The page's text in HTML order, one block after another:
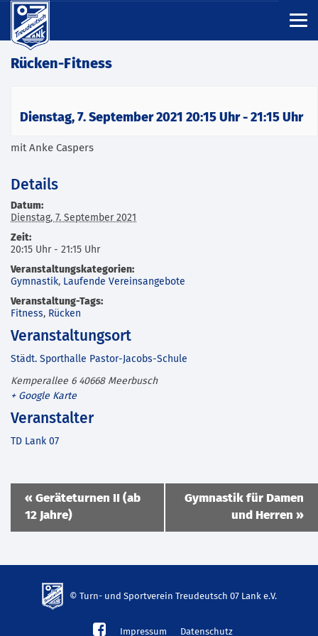
Rücken-Fitness
Dienstag, 7. September 2021 20:15 Uhr- 21:15 Uhr
mit Anke Caspers
Details
Datum:
Dienstag, 7. September 2021
Zeit:
20:15 Uhr - 21:15 Uhr
Veranstaltungskategorien:
Gymnastik, Laufende Vereinsangebote
Veranstaltung-Tags:
Fitness, Rücken
Veranstaltungsort
Städt. Sporthalle Pastor-Jacobs-Schule
Kemperallee 6 40668 Meerbusch
+ Google Karte
Veranstalter
TD Lank 07
Veranstaltung
Navigation
« Geräteturnen II (ab
12 Jahre)
Gymnastik für Damen
und Herren »
© Turn- und Sportverein Treudeutsch 07 Lank e.V.
Impressum Datenschutz